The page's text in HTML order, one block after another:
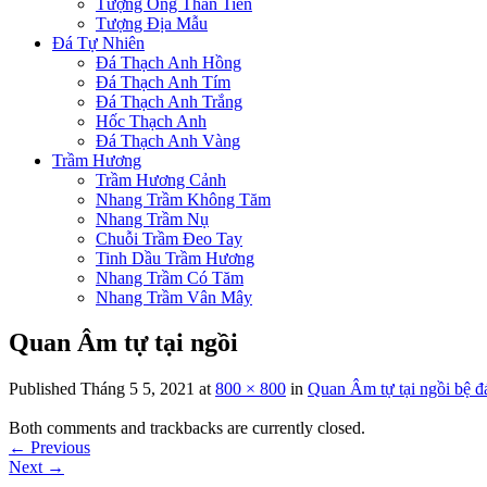
Tượng Địa Mẫu
Đá Tự Nhiên
Đá Thạch Anh Hồng
Đá Thạch Anh Tím
Đá Thạch Anh Trắng
Hốc Thạch Anh
Đá Thạch Anh Vàng
Trầm Hương
Trầm Hương Cảnh
Nhang Trầm Không Tăm
Nhang Trầm Nụ
Chuỗi Trầm Đeo Tay
Tinh Dầu Trầm Hương
Nhang Trầm Có Tăm
Nhang Trầm Vân Mây
Quan Âm tự tại ngồi
Published Tháng 5 5, 2021 at 800 × 800 in Quan Âm tự tại ngồi bệ
Both comments and trackbacks are currently closed.
← Previous
Next →